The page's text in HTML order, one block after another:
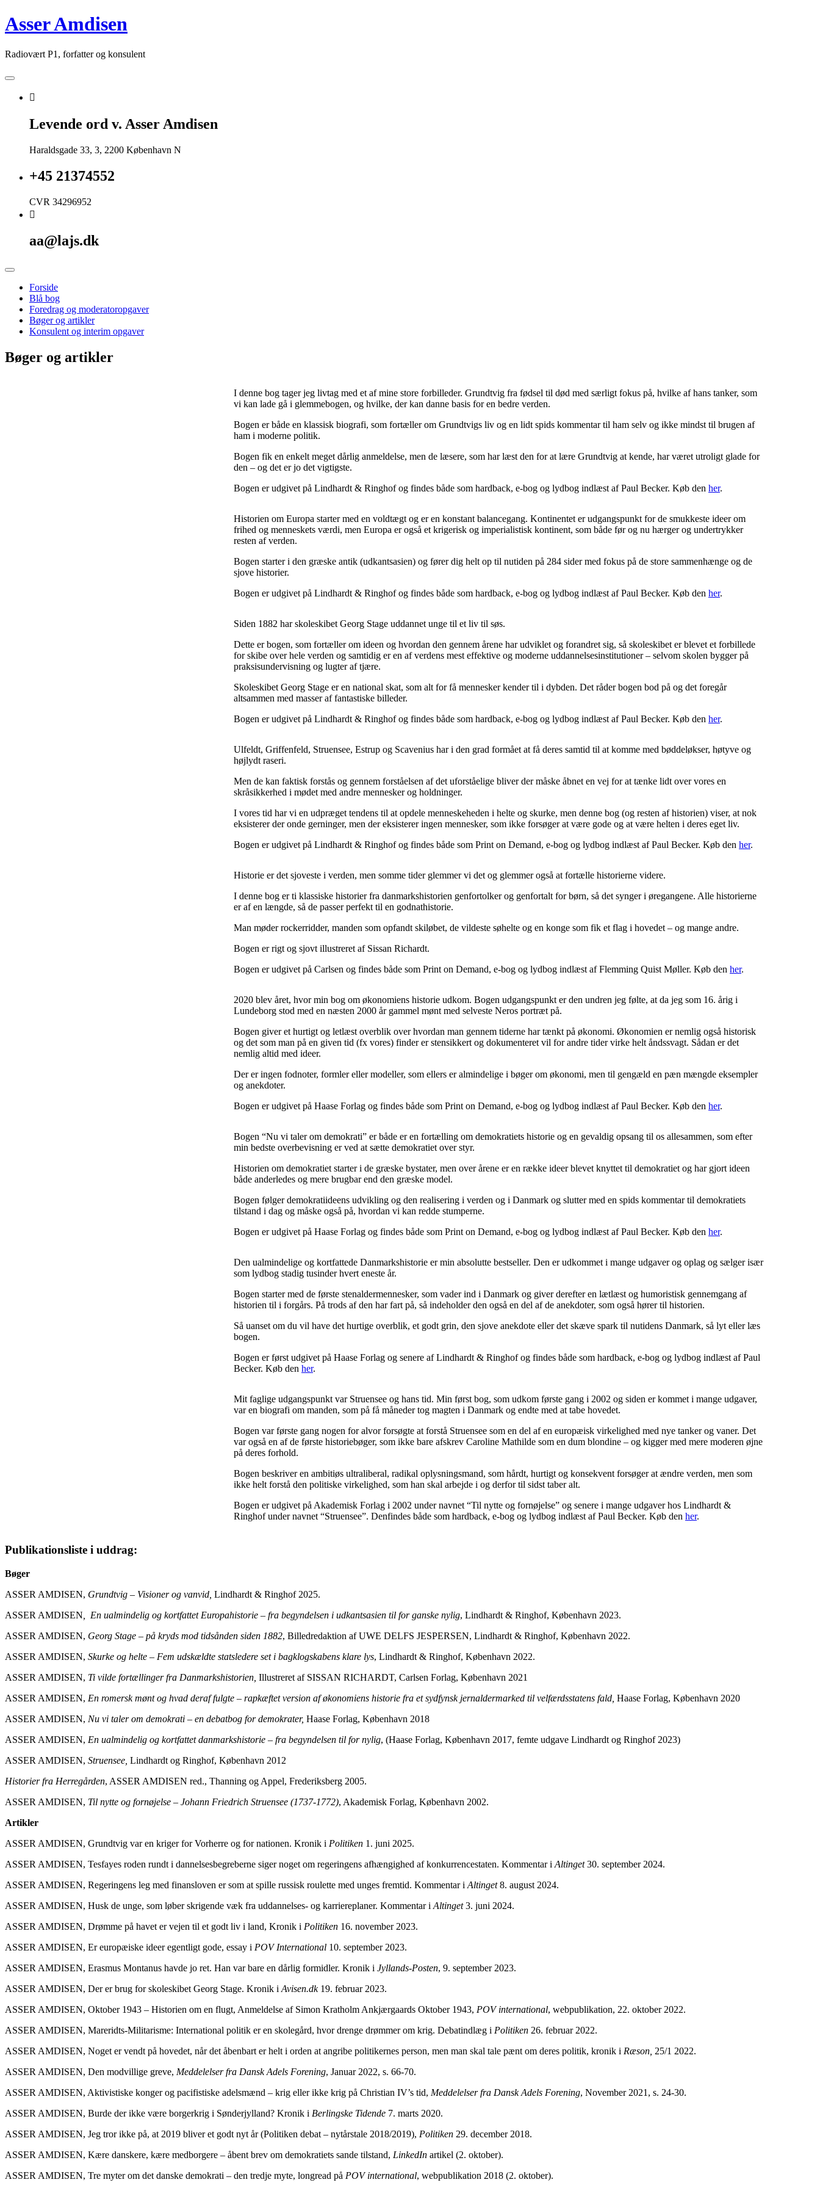
Skip
to
Asser Amdisen
Radiovært P1, forfatter og konsulent
Levende ord v. Asser Amdisen
Haraldsgade 33, 3, 2200 København N
+45 21374552
CVR 34296952
aa@lajs.dk
Forside
Blå bog
Foredrag og moderatoropgaver
Bøger og artikler
Konsulent og interim opgaver
Bøger og artikler
I denne bog tager jeg livtag med et af mine store forbilleder. Grundtvig fra fødsel til død med særligt fokus på, hvilke af hans tanker, som
vi kan lade gå i glemmebogen, og hvilke, der kan danne basis for en bedre verden.
Bogen er både en klassisk biografi, som fortæller om Grundtvigs liv og en lidt spids kommentar til ham selv og ikke mindst til brugen af
ham i moderne politik.
Bogen fik en enkelt meget dårlig anmeldelse, men de læsere, som har læst den for at lære Grundtvig at kende, har været utroligt glade for
den – og det er jo det vigtigste.
Bogen er udgivet på Lindhardt & Ringhof og findes både som hardback, e-bog og lydbog indlæst af Paul Becker. Køb denher.
Historien om Europa starter med en voldtægt og er en konstant balancegang. Kontinentet er udgangspunkt for de smukkeste ideer om
frihed og menneskets værdi, men Europa er også et krigerisk og imperialistisk kontinent, som både før og nu hærger og undertrykker
resten af verden.
Bogen starter i den græske antik (udkantsasien) og fører dig helt op til nutiden på 284 sider med fokus på de store sammenhænge og de
sjove historier.
Bogen er udgivet på Lindhardt & Ringhof og findes både som hardback, e-bog og lydbog indlæst af Paul Becker. Køb denher.
Siden 1882 har skoleskibet Georg Stage uddannet unge til et liv til søs.
Dette er bogen, som fortæller om ideen og hvordan den gennem årene har udviklet og forandret sig, så skoleskibet er blevet et forbillede
for skibe over hele verden og samtidig er en af verdens mest effektive og moderne uddannelsesinstitutioner – selvom skolen bygger på
praksisundervisning og lugter af tjære.
Skoleskibet Georg Stage er en national skat, som alt for få mennesker kender til i dybden. Det råder bogen bod på og det foregår
altsammen med masser af fantastiske billeder.
Bogen er udgivet på Lindhardt & Ringhof og findes både som hardback, e-bog og lydbog indlæst af Paul Becker. Køb denher.
Ulfeldt, Griffenfeld, Struensee, Estrup og Scavenius har i den grad formået at få deres samtid til at komme med bøddeløkser, høtyve og
højlydt raseri.
Men de kan faktisk forstås og gennem forståelsen af det uforståelige bliver der måske åbnet en vej for at tænke lidt over vores en
skråsikkerhed i mødet med andre mennesker og holdninger.
I vores tid har vi en udpræget tendens til at opdele menneskeheden i helte og skurke, men denne bog (og resten af historien) viser, at nok
eksisterer der onde gerninger, men der eksisterer ingen mennesker, som ikke forsøger at være gode og at være helten i deres eget liv.
Bogen er udgivet på Lindhardt & Ringhof og findes både som Print on Demand, e-bog og lydbog indlæst af Paul Becker. Køb denher.
Historie er det sjoveste i verden, men somme tider glemmer vi det og glemmer også at fortælle historierne videre.
I denne bog er ti klassiske historier fra danmarkshistorien genfortolker og genfortalt for børn, så det synger i øregangene. Alle historierne
er af en længde, så de passer perfekt til en godnathistorie.
Man møder rockerridder, manden som opfandt skiløbet, de vildeste søhelte og en konge som fik et flag i hovedet – og mange andre.
Bogen er rigt og sjovt illustreret af Sissan Richardt.
Bogen er udgivet på Carlsen og findes både som Print on Demand, e-bog og lydbog indlæst af Flemming Quist Møller. Køb denher.
2020 blev året, hvor min bog om økonomiens historie udkom. Bogen udgangspunkt er den undren jeg følte, at da jeg som 16. årig i
Lundeborg stod med en næsten 2000 år gammel mønt med selveste Neros portræt på.
Bogen giver et hurtigt og letlæst overblik over hvordan man gennem tiderne har tænkt på økonomi. Økonomien er nemlig også historisk
og det som man på en given tid (fx vores) finder er stensikkert og dokumenteret vil for andre tider virke helt åndssvagt. Sådan er det
nemlig altid med ideer.
Der er ingen fodnoter, formler eller modeller, som ellers er almindelige i bøger om økonomi, men til gengæld en pæn mængde eksempler
og anekdoter.
Bogen er udgivet på Haase Forlag og findes både som Print on Demand, e-bog og lydbog indlæst af Paul Becker. Køb denher.
Bogen “Nu vi taler om demokrati” er både er en fortælling om demokratiets historie og en gevaldig opsang til os allesammen, som efter
min bedste overbevisning er ved at sætte demokratiet over styr.
Historien om demokratiet starter i de græske bystater, men over årene er en række ideer blevet knyttet til demokratiet og har gjort ideen
både anderledes og mere brugbar end den græske model.
Bogen følger demokratiideens udvikling og den realisering i verden og i Danmark og slutter med en spids kommentar til demokratiets
tilstand i dag og måske også på, hvordan vi kan redde stumperne.
Bogen er udgivet på Haase Forlag og findes både som Print on Demand, e-bog og lydbog indlæst af Paul Becker. Køb denher.
Den ualmindelige og kortfattede Danmarkshistorie er min absolutte bestseller. Den er udkommet i mange udgaver og oplag og sælger især
som lydbog stadig tusinder hvert eneste år.
Bogen starter med de første stenaldermennesker, som vader ind i Danmark og giver derefter en lætlæst og humoristisk gennemgang af
historien til i forgårs. På trods af den har fart på, så indeholder den også en del af de anekdoter, som også hører til historien.
Så uanset om du vil have det hurtige overblik, et godt grin, den sjove anekdote eller det skæve spark til nutidens Danmark, så lyt eller læs
bogen.
Bogen er først udgivet på Haase Forlag og senere af Lindhardt & Ringhof og findes både som hardback, e-bog og lydbog indlæst af Paul
Becker. Køb denher.
Mit faglige udgangspunkt var Struensee og hans tid. Min først bog, som udkom første gang i 2002 og siden er kommet i mange udgaver,
var en biografi om manden, som på få måneder tog magten i Danmark og endte med at tabe hovedet.
Bogen var første gang nogen for alvor forsøgte at forstå Struensee som en del af en europæisk virkelighed med nye tanker og vaner. Det
var også en af de første historiebøger, som ikke bare afskrev Caroline Mathilde som en dum blondine – og kigger med mere moderen øjne
på deres forhold.
Bogen beskriver en ambitiøs ultraliberal, radikal oplysningsmand, som hårdt, hurtigt og konsekvent forsøger at ændre verden, men som
ikke helt forstå den politiske virkelighed, som han skal arbejde i og derfor til sidst taber alt.
Bogen er udgivet på Akademisk Forlag i 2002 under navnet “Til nytte og fornøjelse” og senere i mange udgaver hos Lindhardt &
Ringhof under navnet “Struensee”. Denfindes både som hardback, e-bog og lydbog indlæst af Paul Becker. Køb denher.
Publikationsliste i uddrag:
Bøger
ASSER AMDISEN, Grundtvig – Visioner og vanvid, Lindhardt & Ringhof 2025.
ASSER AMDISEN , En ualmindelig og kortfattet Europahistorie – fra begyndelsen i udkantsasien til for ganske nylig, Lindhardt & Ringhof, København 2023.
ASSER AMDISEN, Georg Stage – på kryds mod tidsånden siden 1882, Billedredaktion af UWE DELFS JESPERSEN, Lindhardt & Ringhof, København 2022.
ASSER AMDISEN, Skurke og helte – Fem udskældte statsledere set i bagklogskabens klare lys, Lindhardt & Ringhof, København 2022.
ASSER AMDISEN, Ti vilde fortællinger fra Danmarkshistorien, Illustreret af SISSAN RICHARDT, Carlsen Forlag, København 2021
ASSER AMDISEN, En romersk mønt og hvad deraf fulgte – rapkæftet version af økonomiens historie fra et sydfynsk jernaldermarked til velfærdsstatens fald, Haase Forlag, København 2020
ASSER AMDISEN, Nu vi taler om demokrati – en debatbog for demokrater, Haase Forlag, København 2018
ASSER AMDISEN, En ualmindelig og kortfattet danmarkshistorie – fra begyndelsen til for nylig, (Haase Forlag, København 2017, femte udgave Lindhardt og Ringhof 2023)
ASSER AMDISEN, Struensee, Lindhardt og Ringhof, København 2012
Historier fra Herregården, ASSER AMDISEN red., Thanning og Appel, Frederiksberg 2005.
ASSER AMDISEN, Til nytte og fornøjelse – Johann Friedrich Struensee (1737-1772), Akademisk Forlag, København 2002.
Artikler
ASSER AMDISEN, Grundtvig var en kriger for Vorherre og for nationen. Kronik i Politiken 1. juni 2025.
ASSER AMDISEN, Tesfayes roden rundt i dannelsesbegreberne siger noget om regeringens afhængighed af konkurrencestaten. Kommentar i Altinget30. september 2024.
ASSER AMDISEN, Regeringens leg med finansloven er som at spille russisk roulette med unges fremtid. Kommentar i Altinget8. august 2024.
ASSER AMDISEN, Husk de unge, som løber skrigende væk fra uddannelses- og karriereplaner. Kommentar i Altinget3. juni 2024.
ASSER AMDISEN, Drømme på havet er vejen til et godt liv i land, Kronik i Politiken 16. november 2023.
ASSER AMDISEN, Er europæiske ideer egentligt gode, essay i POV International 10. september 2023.
ASSER AMDISEN, Erasmus Montanus havde jo ret. Han var bare en dårlig formidler. Kronik i Jyllands-Posten, 9. september 2023.
ASSER AMDISEN, Der er brug for skoleskibet Georg Stage. Kronik i Avisen.dk19. februar 2023.
ASSER AMDISEN, Oktober 1943 – Historien om en flugt, Anmeldelse af Simon Kratholm Ankjærgaards Oktober 1943, POV international, webpublikation, 22. oktober 2022.
ASSER AMDISEN, Mareridts-Militarisme: International politik er en skolegård, hvor drenge drømmer om krig. Debatindlæg i Politiken 26. februar 2022.
ASSER AMDISEN, Noget er vendt på hovedet, når det åbenbart er helt i orden at angribe politikernes person, men man skal tale pænt om deres politik, kronik i Ræson, 25/1 2022.
ASSER AMDISEN, Den modvillige greve, Meddelelser fra Dansk Adels Forening, Januar 2022, s. 66-70.
ASSER AMDISEN, Aktivistiske konger og pacifistiske adelsmænd – krig eller ikke krig på Christian IV’s tid, Meddelelser fra Dansk Adels Forening, November 2021, s. 24-30.
ASSER AMDISEN, Burde der ikke være borgerkrig i Sønderjylland? Kronik i Berlingske Tidende 7. marts 2020.
ASSER AMDISEN, Jeg tror ikke på, at 2019 bliver et godt nyt år (Politiken debat – nytårstale 2018/2019), Politiken 29. december 2018.
ASSER AMDISEN, Kære danskere, kære medborgere – åbent brev om demokratiets sande tilstand, LinkedIn artikel (2. oktober).
ASSER AMDISEN, Tre myter om det danske demokrati – den tredje myte, longread på POV international, webpublikation 2018 (2. oktober).